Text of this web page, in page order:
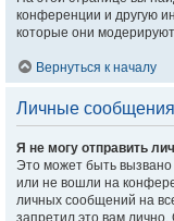
конференции и другую
которые они
Вернуться к началу
Личные сообщения
Я не могу отправить
Это может быть
или не вошли на
личных сообщений на
запретил это вам